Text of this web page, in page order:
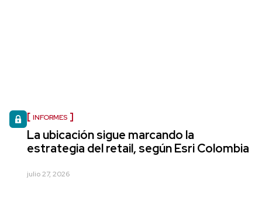
INFORMES
La ubicación sigue marcando la
estrategia del retail, según Esri Colombia
julio 27, 2026